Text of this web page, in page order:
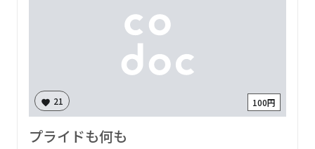
favorite 21 100円
プライドも何も